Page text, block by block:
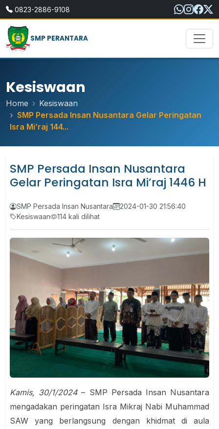
0823-2886-9108
SMP PERANTARA
Kesiswaan
Home
Kesiswaan
SMP Persada Insan Nusantara Gelar Peringatan
Isra Mi’raj 144...
SMP Persada Insan Nusantara
Gelar Peringatan Isra Mi’raj 1446 H
SMP Persada Insan Nusantara
2024-01-30 21:56:40
Kesiswaan
114 kali dilihat
Kamis, 30/1/2024– SMP Persada Insan Nusantara
mengadakan peringatan Isra Mikraj Nabi Muhammad
SAW yang berlangsung dengan khidmat di aula